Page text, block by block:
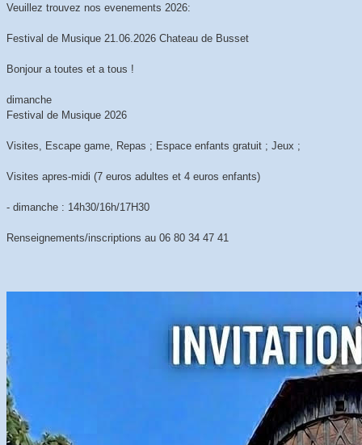
Veuillez trouvez nos evenements 2026:
Festival de Musique 21.06.2026 Chateau de Busset
Bonjour a toutes et a tous !
dimanche
Festival de Musique 2026
Visites, Escape game, Repas ; Espace enfants gratuit ; Jeux ;
Visites apres-midi (7 euros adultes et 4 euros enfants)
- dimanche : 14h30/16h/17H30
Renseignements/inscriptions au 06 80 34 47 41